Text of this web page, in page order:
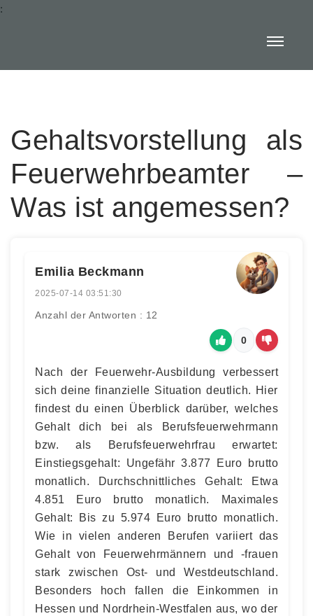
:
Gehaltsvorstellung als
Feuerwehrbeamter –
Was ist angemessen?
Emilia Beckmann
2025-07-14 03:51:30
Anzahl der Antworten : 12
0
Nach der Feuerwehr-Ausbildung verbessert
sich deine finanzielle Situation deutlich. Hier
findest du einen Überblick darüber, welches
Gehalt dich bei als Berufsfeuerwehrmann
bzw. als Berufsfeuerwehrfrau erwartet:
Einstiegsgehalt: Ungefähr 3.877 Euro brutto
monatlich. Durchschnittliches Gehalt: Etwa
4.851 Euro brutto monatlich. Maximales
Gehalt: Bis zu 5.974 Euro brutto monatlich.
Wie in vielen anderen Berufen variiert das
Gehalt von Feuerwehrmännern und -frauen
stark zwischen Ost- und Westdeutschland.
Besonders hoch fallen die Einkommen in
Hessen und Nordrhein-Westfalen aus, wo der